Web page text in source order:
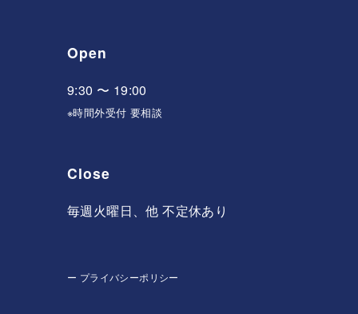
Open
9:30 〜 19:00
※時間外受付 要相談
Close
毎週火曜日、他 不定休あり
ー プライバシーポリシー